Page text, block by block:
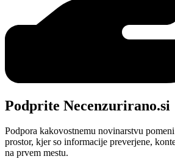
Podprite Necenzurirano.si
Podpora kakovostnemu novinarstvu
prostor, kjer so informacije preverjene,
na prvem mestu.